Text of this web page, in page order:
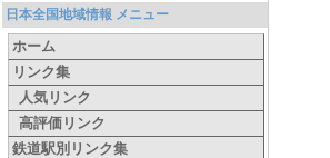
日本全国地域情報 メニュー
ホーム
リンク集
人気リンク
高評価リンク
鉄道駅別リンク集